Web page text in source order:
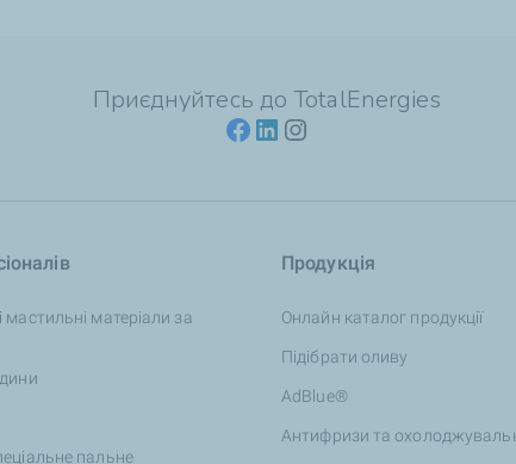
Приєднуйтесь до TotalEnergies
мастильні матеріали за
пальне
Продукція
Онлайн каталог продукції
Підібрати оливу
AdBlue®
Антифризи та